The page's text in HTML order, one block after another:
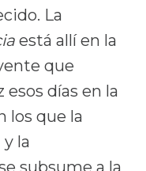
La
está allí en la
que
días en la
los que la
la
subsume a la